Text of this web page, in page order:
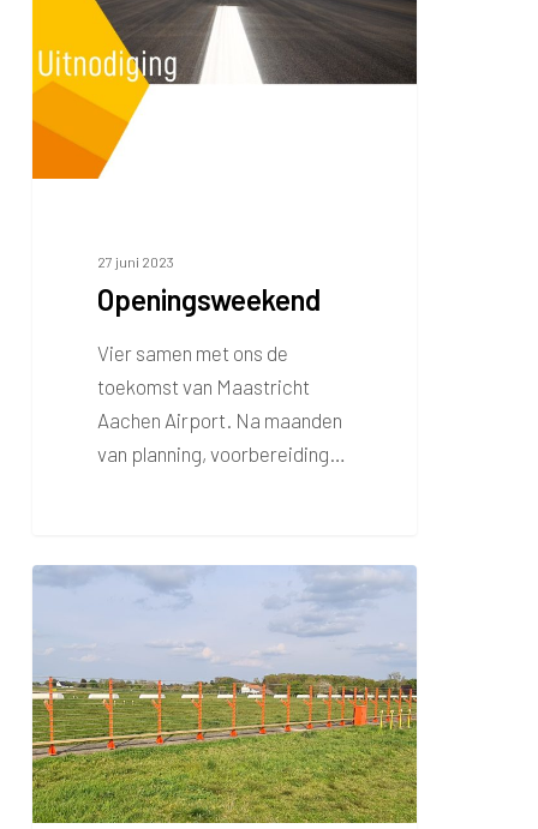
27 juni 2023
Openingsweekend
Vier samen met ons de
toekomst van Maastricht
Aachen Airport. Na maanden
van planning, voorbereiding…
kalibratievluchten
vanaf
Maastricht
Aachen
Airport